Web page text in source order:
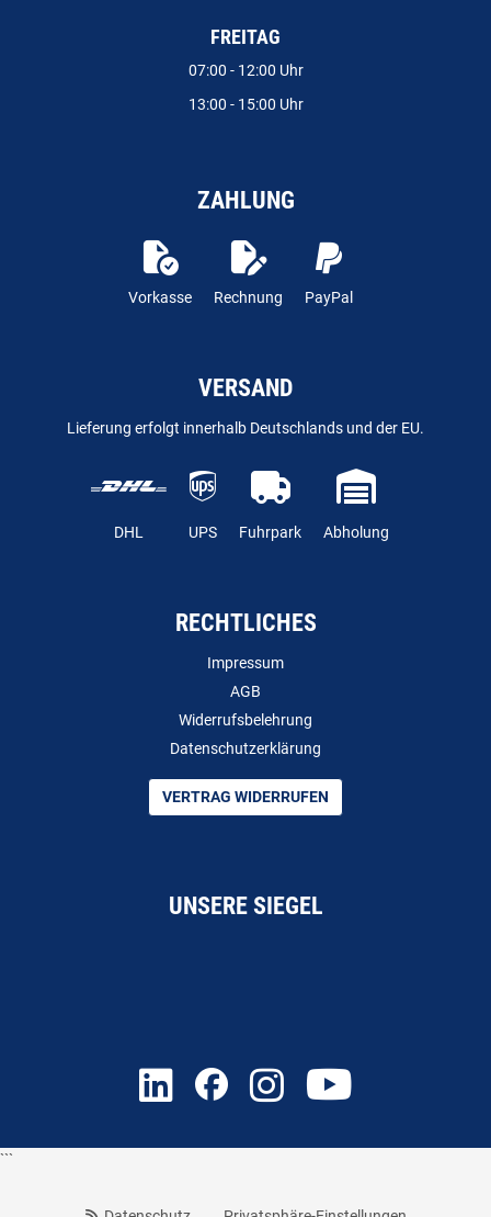
FREITAG
07:00 - 12:00 Uhr
13:00 - 15:00 Uhr
ZAHLUNG
Vorkasse Rechnung PayPal
VERSAND
Lieferung erfolgt innerhalb Deutschlands und der EU.
DHL UPS Fuhrpark Abholung
RECHTLICHES
Impressum
AGB
Widerrufsbelehrung
Datenschutzerklärung
VERTRAG WIDERRUFEN
UNSERE SIEGEL
```